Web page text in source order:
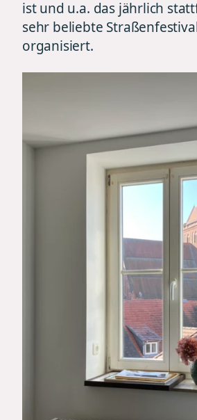
ist und u.a. das jährlich
sehr beliebte
organisiert.